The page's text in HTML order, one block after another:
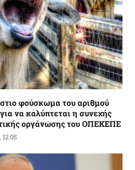
φούσκωμα του αριθμού
να καλύπτεται η συνεχής
οργάνωσης του ΟΠΕΚΕΠΕ
12:05